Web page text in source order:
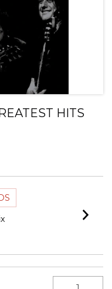
HITS